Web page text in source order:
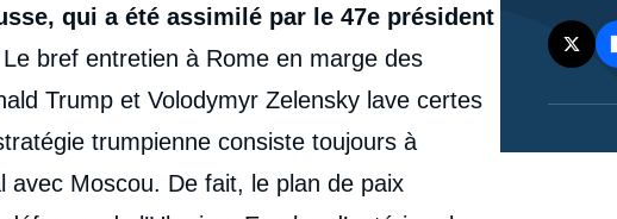
qui a été assimilé par le 47e président
bref entretien à Rome en marge des
Trump et Volodymyr Zelensky lave certes
trumpienne consiste toujours à
Moscou. De fait, le plan de paix